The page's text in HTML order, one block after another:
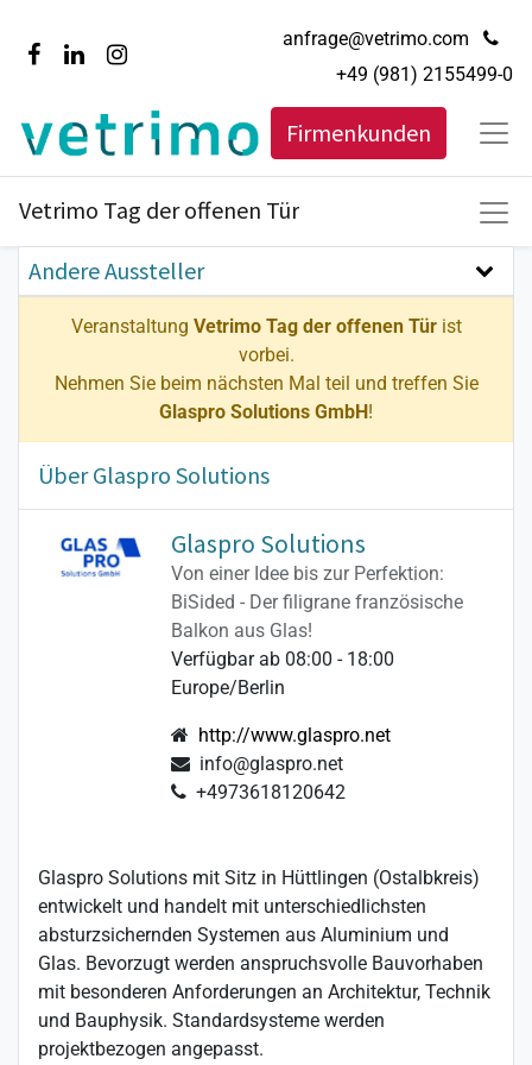
anfrage@vetrimo.com
+49 (981) 2155499-0
Firmenkunden
Vetrimo Tag der offenen Tür
Andere Aussteller
Veranstaltung Vetrimo Tag der offenen Türist
vorbei.
Nehmen Sie beim nächsten Mal teil und treffen Sie
Glaspro Solutions GmbH!
Über Glaspro Solutions
Glaspro Solutions
Von einer Idee bis zur Perfektion:
BiSided - Der filigrane französische
Balkon aus Glas!
Verfügbar ab 08:00 - 18:00
Europe/Berlin
http://www.glaspro.net
info@glaspro.net
+4973618120642
Glaspro Solutions mit Sitz in Hüttlingen (Ostalbkreis)
entwickelt und handelt mit unterschiedlichsten
absturzsichernden Systemen aus Aluminium und
Glas. Bevorzugt werden anspruchsvolle Bauvorhaben
mit besonderen Anforderungen an Architektur, Technik
und Bauphysik. Standardsysteme werden
projektbezogen angepasst.